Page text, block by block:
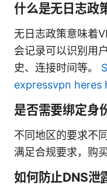
什么是无日志政
无日志政策意味着
会记录可以识别用
史、连接时间等。
expressvpn
是否需要绑定身
不同地区的要求不
满足合规要求，购
如何防止DNS泄